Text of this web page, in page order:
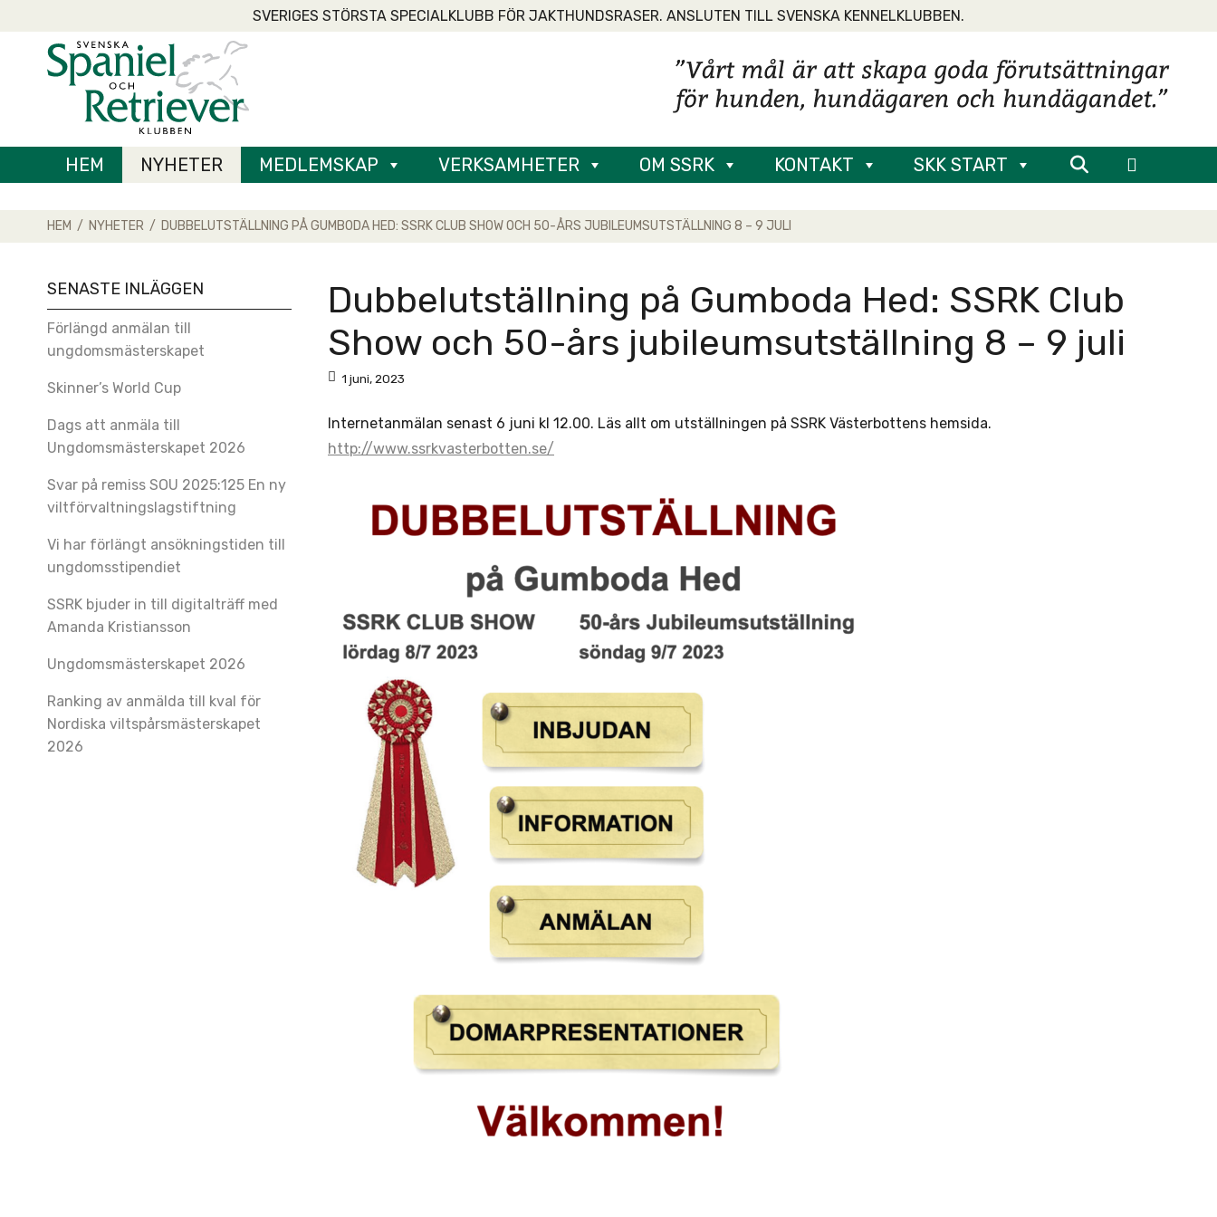
to
content
SVERIGES STÖRSTA SPECIALKLUBB FÖR JAKTHUNDSRASER. ANSLUTEN TILL SVENSKA KENNELKLUBBEN.
Home
HEM NYHETER MEDLEMSKAP VERKSAMHETER OM SSRK KONTAKT SKK START
HEM / NYHETER / DUBBELUTSTÄLLNING PÅ GUMBODA HED: SSRK CLUB SHOW OCH 50-ÅRS JUBILEUMSUTSTÄLLNING 8 – 9 JULI
Dubbelutställning på Gumboda Hed: SSRK Club
Show och 50-års jubileumsutställning 8 – 9 juli
1 juni, 2023
Internetanmälan senast 6 juni kl 12.00. Läs allt om utställningen på SSRK Västerbottens hemsida.
http://www.ssrkvasterbotten.se/
SENASTE INLÄGGEN
Förlängd anmälan till
ungdomsmästerskapet
Skinner’s World Cup
Dags att anmäla till
Ungdomsmästerskapet 2026
Svar på remiss SOU 2025:125 En ny
viltförvaltningslagstiftning
Vi har förlängt ansökningstiden till
ungdomsstipendiet
SSRK bjuder in till digitalträff med
Amanda Kristiansson
Ungdomsmästerskapet 2026
Ranking av anmälda till kval för
Nordiska viltspårsmästerskapet
2026